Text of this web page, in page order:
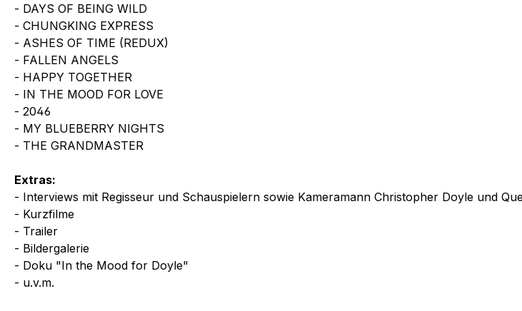
- DAYS OF BEING WILD
- CHUNGKING EXPRESS
- ASHES OF TIME (REDUX)
- FALLEN ANGELS
- HAPPY TOGETHER
- IN THE MOOD FOR LOVE
- 2046
- MY BLUEBERRY NIGHTS
- THE GRANDMASTER
Extras:
- Interviews mit Regisseur und Schauspielern sowie Kameramann Christopher Doyle und
- Kurzfilme
- Trailer
- Bildergalerie
- Doku "In the Mood for Doyle"
- u.v.m.